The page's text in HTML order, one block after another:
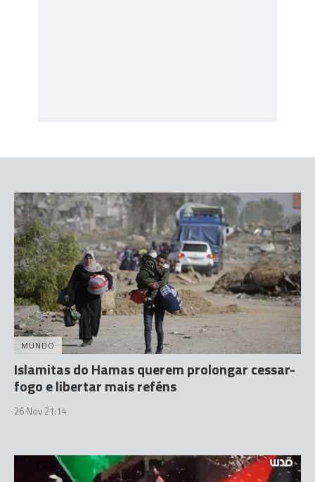
MUNDO
Islamitas do Hamas querem prolongar cessar-
fogo e libertar mais reféns
26 Nov 21:14